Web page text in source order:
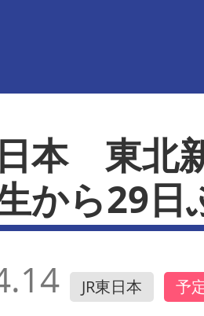
日本 東北
から29日
JR東日本 予